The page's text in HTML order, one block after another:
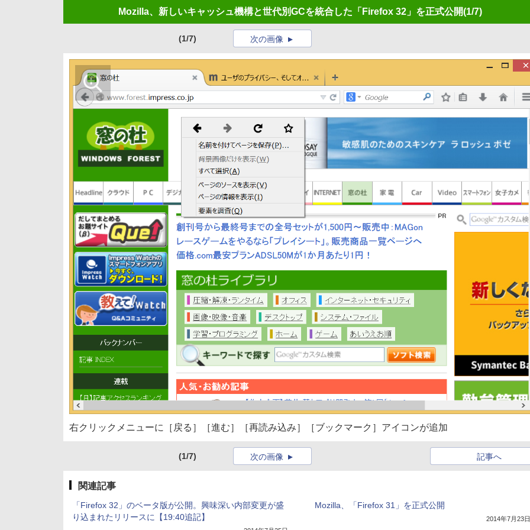
Mozilla、新しいキャッシュ機構と世代別GCを統合した「Firefox 32」を正式公開(1/7)
(1/7) 次の画像
右クリックメニューに［戻る］［進む］［再読み込み］［ブックマーク］アイコンが追加
(1/7) 記事へ
次の画像
関連記事
「Firefox 32」のベータ版が公開。興味深い内部変更が盛
り込まれたリリースに【19:40追記】
Mozilla、「Firefox 31」を正式公開
2014年7月23日